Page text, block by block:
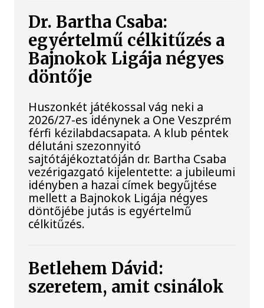
Dr. Bartha Csaba:
egyértelmű célkitűzés a
Bajnokok Ligája négyes
döntője
Huszonkét játékossal vág neki a
2026/27-es idénynek a One Veszprém
férfi kézilabdacsapata. A klub péntek
délutáni szezonnyitó
sajtótájékoztatóján dr. Bartha Csaba
vezérigazgató kijelentette: a jubileumi
idényben a hazai címek begyűjtése
mellett a Bajnokok Ligája négyes
döntőjébe jutás is egyértelmű
célkitűzés.
Betlehem Dávid:
szeretem, amit csinálok